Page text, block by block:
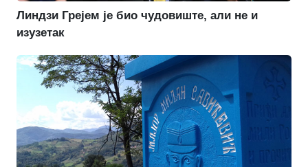
Линдзи Грејем је био чудовиште, али не и
изузетак